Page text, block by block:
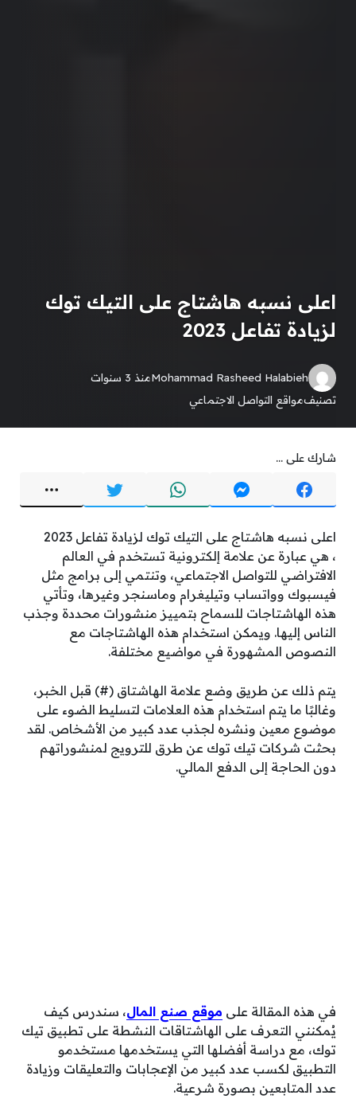
اعلى نسبه هاشتاج على التيك توك
لزيادة تفاعل 2023
Mohammad Rasheed Halabiehمنذ 3 سنوات
تصنيفمواقع التواصل الاجتماعي
شارك على ...
اعلى نسبه هاشتاج على التيك توك لزيادة تفاعل 2023
، هي عبارة عن علامة إلكترونية تستخدم في العالم
الافتراضي للتواصل الاجتماعي، وتنتمي إلى برامج مثل
فيسبوك وواتساب وتيليغرام وماسنجر وغيرها، وتأتي
هذه الهاشتاجات للسماح بتمييز منشورات محددة وجذب
الناس إليها. ويمكن استخدام هذه الهاشتاجات مع
النصوص المشهورة في مواضيع مختلفة.
يتم ذلك عن طريق وضع علامة الهاشتاق (#) قبل الخبر،
وغالبًا ما يتم استخدام هذه العلامات لتسليط الضوء على
موضوع معين ونشره لجذب عدد كبير من الأشخاص. لقد
بحثت شركات تيك توك عن طرق للترويج لمنشوراتهم
دون الحاجة إلى الدفع المالي.
في هذه المقالة على موقع صنع المال، سندرس كيف
يُمكنني التعرف على الهاشتاقات النشطة على تطبيق تيك
توك، مع دراسة أفضلها التي يستخدمها مستخدمو
التطبيق لكسب عدد كبير من الإعجابات والتعليقات وزيادة
عدد المتابعين بصورة شرعية.